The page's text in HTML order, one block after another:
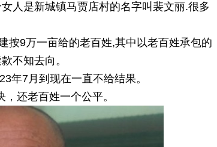
人是新城镇马贾店村的名字叫裴文丽.很多
9万一亩给的老百姓,其中以老百姓承包的
不知去向。
7月到现在一直不给结果。
还老百姓一个公平。